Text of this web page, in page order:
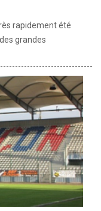
rapidement été
grandes